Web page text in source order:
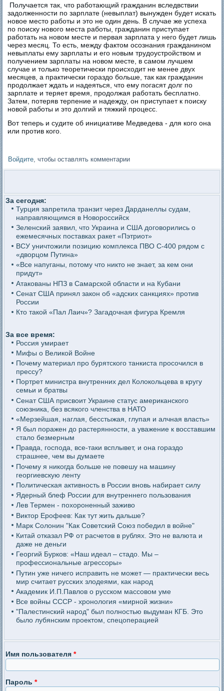
Получается так, что работающий гражданин вследвствии
задолженности по зарплате (невыплат) вынужден будет искать
новое место работы и это не один день. В случае же успеха
по поиску нового места работы, гражданин приступает
работать на новом месте и первая зарплата у него будет лишь
через месяц. То есть, между фактом осознания гражданином
невыплаты ему зарплаты и его новым трудоустройством и
получением зарплаты на новом месте, в самом лучшем
случае и только теоретически происходит не менее двух
месяцев, а практически гораздо больше, так как гражданин
продолжает ждать и надеяться, что ему погасят долг по
зарплате и теряет время, продолжая работать бесплатно.
Затем, потеряв терпение и надежду, он приступает к поиску
новой работы и это долгий и тяжкий процесс.
Вот теперь и судите об инициативе Медведева - для кого она
или против кого.
Войдите , чтобы оставлять комментарии
За сегодня:
Турция запретила транзит через Дарданеллы судам,
направляющимся в Новороссийск
Зеленский заявил, что Украина и США договорились о
ежемесячных поставках ракет «Пэтриот»
ВСУ уничтожили позицию комплекса ПВО С-400 рядом с
«дворцом Путина»
«Все напуганы, потому что никто не знает, за кем они
придут»
Атакованы НПЗ в Самарской области и на Кубани
Сенат США принял закон об «адских санкциях» против
России
Кто такой «Пал Лаич»? Загадочная фигура Кремля
За все время:
Россия умирает
Мифы о Великой Войне
Почему материал про бурятского танкиста просочился в
прессу?
Портрет министра внутренних дел Колокольцева в кругу
семьи и братвы
Сенат США присвоит Украине статус американского
союзника, без всякого членства в НАТО
«Мерзейшая, наглая, бесстыжая, глупая и алчная власть»
Я был поражен до растерянности, а уважение к восставшим
стало безмерным
Правда, господа, все-таки всплывет, и она гораздо
страшнее, чем вы думаете
Почему я никогда больше не повешу на машину
георгиевскую ленту
Политическая активность в России вновь набирает силу
Ядерный блеф России для внутреннего пользования
Лев Термен - похороненный заживо
Виктор Ерофеев: Как тут жить дальше?
Марк Солонин "Как Советский Союз победил в войне"
Китай отказал РФ от расчетов в рублях. Это не валюта и
даже не деньги
Георгий Бурков: «Наш идеал – стадо. Мы –
профессиональные агрессоры»
Путин уже ничего исправить не может — практически весь
мир считает русских злодеями, как народ
Академик И.П.Павлов о русском массовом уме
Все войны СССР - хронология «мирной жизни»
"Палестинский народ" был полностью выдуман КГБ. Это
было лубянским проектом, спецоперацией
Имя пользователя*
Пароль*